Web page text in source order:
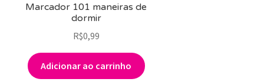
Marcador 101 maneiras de
dormir
R$0,99
Adicionar ao carrinho